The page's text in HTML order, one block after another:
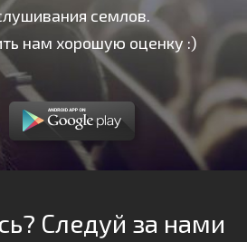
семлов.
нам хорошую оценку :)
Следуй за нами